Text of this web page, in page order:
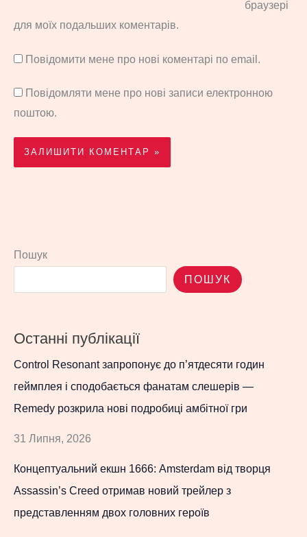
браузері
для моїх подальших коментарів.
Повідомити мене про нові коментарі по email.
Повідомляти мене про нові записи електронною
поштою.
Пошук
ПОШУК
Останні публікації
Control Resonant запропонує до п’ятдесяти годин
геймплея і сподобається фанатам слешерів —
Remedy розкрила нові подробиці амбітної гри
31 Липня, 2026
Концептуальний екшн 1666: Amsterdam від творця
Assassin’s Creed отримав новий трейлер з
представленням двох головних героїв